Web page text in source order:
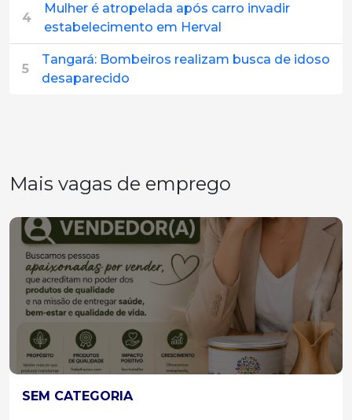
4
Mulher é atropelada após carro invadir
estabelecimento em Herval
5
Tangará: Bombeiros realizam busca de idoso
desaparecido
Mais vagas de emprego
SEM CATEGORIA